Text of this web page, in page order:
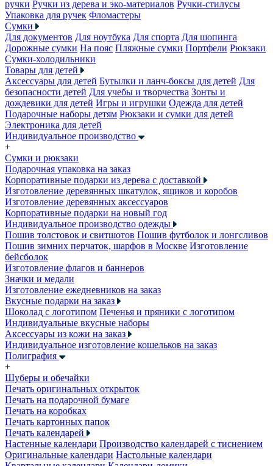
ручки Ручки из дерева и эко-материалов Ручки-стилусы
Упаковка для ручек Фломастеры
Сумки
Для документов Для ноутбука Для спорта Для шопинга
Дорожные сумки На пояс Пляжные сумки Портфели Рюкзаки
Сумки-холодильники
Товары для детей
Аксессуары для детей Бутылки и ланч-боксы для детей Для
безопасности детей Для учебы и творчества Зонты и
дождевики для детей Игры и игрушки Одежда для детей
Подарочные наборы детям Рюкзаки и сумки для детей
Электроника для детей
Индивидуальное производство
+
Сумки и рюкзаки
Подарочная упаковка на заказ
Корпоративные подарки из дерева с доставкой
Изготовление деревянных шкатулок, ящиков и коробов
Изготовление деревянных аксессуаров
Корпоративные подарки на новый год
Индивидуальное производство одежды
Пошив толстовок и свитшотов Пошив футболок и лонгсливов
Пошив зимних перчаток, шарфов в Москве Изготовление
бейсболок
Изготовление флагов и баннеров
Значки и медали
Изготовление ежедневников на заказ
Вкусные подарки на заказ
Шоколад с логотипом Печенья и пряники с логотипом
Индивидуальные вкусные наборы
Аксессуары из кожи на заказ
Индивидуальное изготовление кошельков на заказ
Полиграфия
+
Шуберы и обечайки
Печать оригинальных открыток
Печать на подарочной бумаге
Печать на коробках
Печать картонных папок
Печать календарей
Настенные календари Производство календарей с тиснением
Оригинальные календари Настольные календари